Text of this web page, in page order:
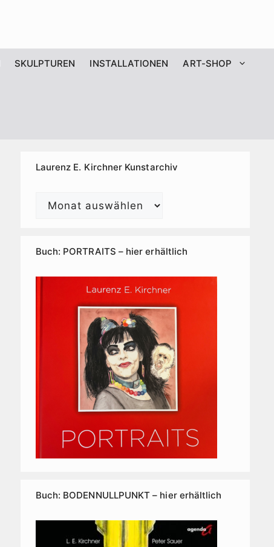
SKULPTUREN INSTALLATIONEN ART-SHOP
Laurenz E. Kirchner Kunstarchiv
Laurenz
Buch: PORTRAITS – hier erhältlich
Buch: BODENNULLPUNKT – hier erhältlich